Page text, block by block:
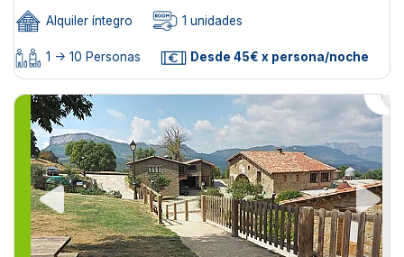
Alquiler íntegro 1 unidades
1 -> 10 Personas Desde 45€ x persona/noche